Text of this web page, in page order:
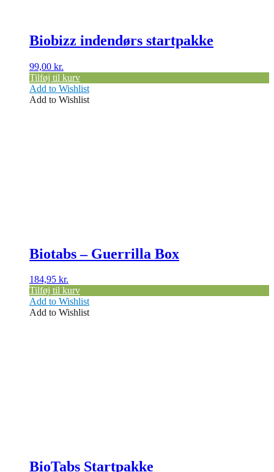
Biobizz indendørs startpakke
99,00 kr.
Tilføj til kurv
Add to Wishlist
Add to Wishlist
Biotabs – Guerrilla Box
184,95 kr.
Tilføj til kurv
Add to Wishlist
Add to Wishlist
BioTabs Startpakke